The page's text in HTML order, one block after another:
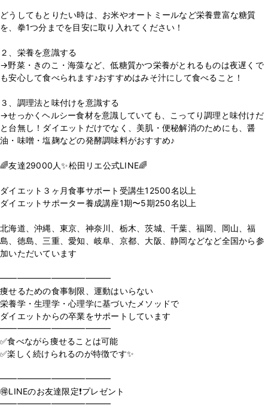
どうしてもとりたい時は、お米やオートミールなど栄養豊富な糖質
を、拳1つ分までを目安に取り入れてください！
２、栄養を意識する
→野菜・きのこ・海藻など、低糖質かつ栄養がとれるものは夜遅くで
も安心して食べられます♪おすすめはみそ汁にして食べること！
３、調理法と味付けを意識する
→せっかくヘルシー食材を意識していても、こってり調理と味付けだ
と台無し！ダイエットだけでなく、美肌・便秘解消のためにも、醤
油・味噌・塩麹などの発酵調味料がおすすめ♪
🌈友達29000人✨松田リエ公式LINE🌈
ダイエット３ヶ月食事サポート受講生12500名以上
ダイエットサポーター養成講座1期〜5期250名以上
北海道、沖縄、東京、神奈川、栃木、茨城、千葉、福岡、岡山、福
島、徳島、三重、愛知、岐阜、京都、大阪、静岡などなど全国から参
加いただいています
━━━━━━━━━━━━━
痩せるための食事制限、運動はいらない
栄養学・生理学・心理学に基づいたメソッドで
ダイエットからの卒業をサポートしています
━━━━━━━━━━━━━
✅食べながら痩せることは可能
✅楽しく続けられるのが特徴です✨
━━━━━━━━━━━━━
🉐LINEのお友達限定❗️プレゼント
━━━━━━━━━━━━━